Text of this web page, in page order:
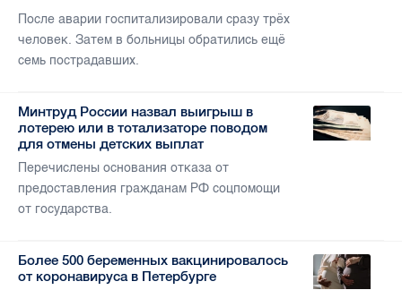
После аварии госпитализировали сразу трёх
человек. Затем в больницы обратились ещё
семь пострадавших.
Минтруд России назвал выигрыш в
лотерею или в тотализаторе поводом
для отмены детских выплат
Перечислены основания отказа от
предоставления гражданам РФ соцпомощи
от государства.
Более 500 беременных вакцинировалось
от коронавируса в Петербурге